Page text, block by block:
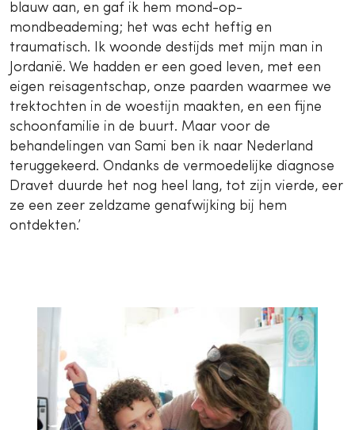
blauw aan, en gaf ik hem mond-op-
mondbeademing; het was echt heftig en
traumatisch. Ik woonde destijds met mijn man in
Jordanië. We hadden er een goed leven, met een
eigen reisagentschap, onze paarden waarmee we
trektochten in de woestijn maakten, en een fijne
schoonfamilie in de buurt. Maar voor de
behandelingen van Sami ben ik naar Nederland
teruggekeerd. Ondanks de vermoedelijke diagnose
Dravet duurde het nog heel lang, tot zijn vierde, eer
ze een zeer zeldzame genafwijking bij hem
ontdekten.’